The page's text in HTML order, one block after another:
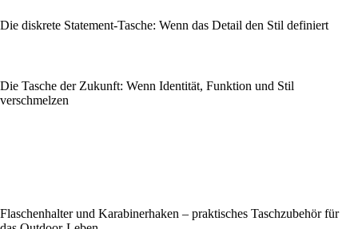
Die diskrete Statement-Tasche: Wenn das Detail den Stil definiert
Die Tasche der Zukunft: Wenn Identität, Funktion und Stil
verschmelzen
Flaschenhalter und Karabinerhaken – praktisches Taschzubehör für